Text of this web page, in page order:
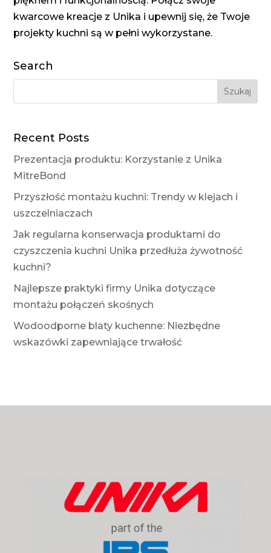
kwarcowe kreacje z Unika i upewnij się, że Twoje
projekty kuchni są w pełni wykorzystane.
Search
Recent Posts
Prezentacja produktu: Korzystanie z Unika
MitreBond
Przyszłość montażu kuchni: Trendy w klejach i
uszczelniaczach
Jak regularna konserwacja produktami do
czyszczenia kuchni Unika przedłuża żywotność
kuchni?
Najlepsze praktyki firmy Unika dotyczące
montażu połączeń skośnych
Wodoodporne blaty kuchenne: Niezbędne
wskazówki zapewniające trwałość